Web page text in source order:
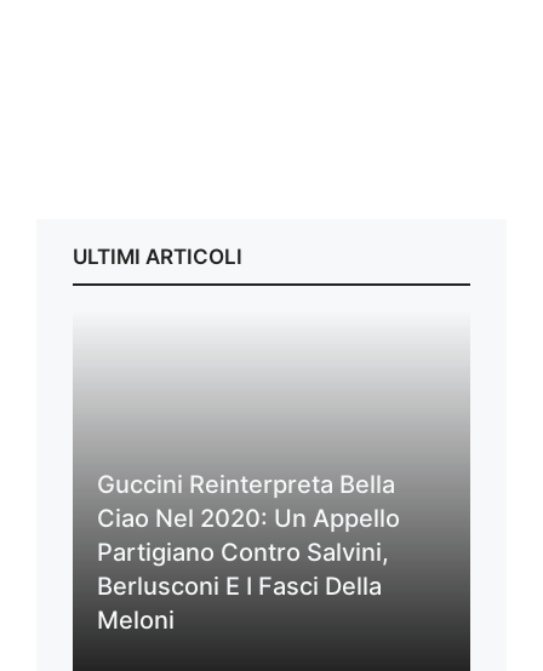
ULTIMI ARTICOLI
Guccini Reinterpreta Bella
Ciao Nel 2020: Un Appello
Partigiano Contro Salvini,
Berlusconi E I Fasci Della
Meloni